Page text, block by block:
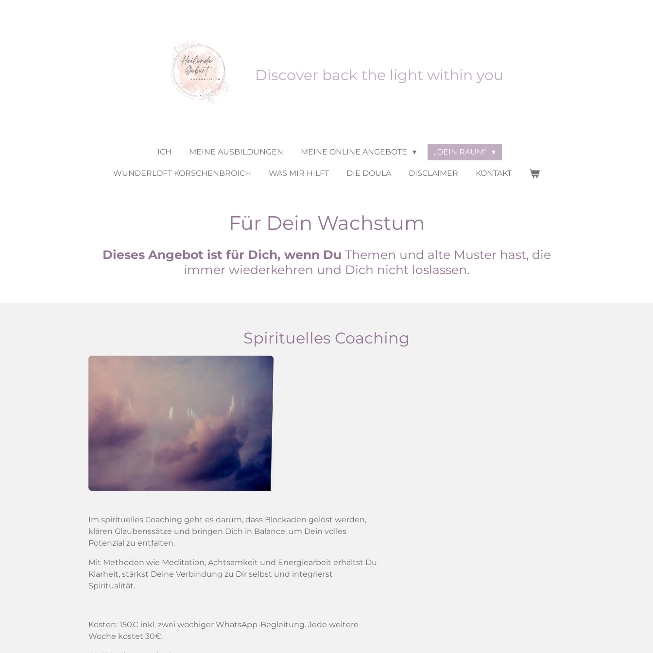
Discover back the light within you
ICH MEINE AUSBILDUNGEN MEINE ONLINE ANGEBOTE „DEIN RAUM“
WUNDERLOFT KORSCHENBROICH WAS MIR HILFT DIE DOULA DISCLAIMER KONTAKT
Für Dein Wachstum
Dieses Angebot ist für Dich, wenn Du Themen und alte Muster hast, die
immer wiederkehren und Dich nicht loslassen.
Spirituelles Coaching
Im spirituelles Coaching geht es darum, dass Blockaden gelöst werden,
klären Glaubenssätze und bringen Dich in Balance, um Dein volles
Potenzial zu entfalten.
Mit Methoden wie Meditation, Achtsamkeit und Energiearbeit erhältst Du
Klarheit, stärkst Deine Verbindung zu Dir selbst und integrierst
Spiritualität.
Kosten: 150€ inkl. zwei wöchiger WhatsApp-Begleitung. Jede weitere
Woche kostet 30€.